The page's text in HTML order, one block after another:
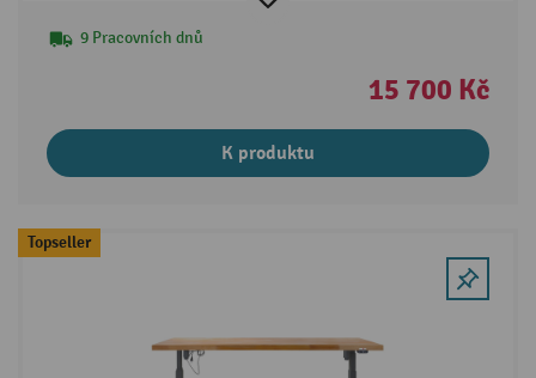
9 Pracovních dnů
15 700 Kč
K produktu
Topseller